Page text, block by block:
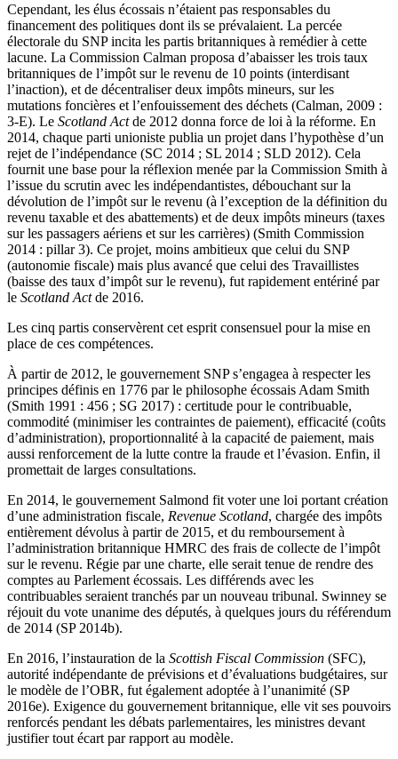
Cependant, les élus écossais n’étaient pas responsables du
financement des politiques dont ils se prévalaient. La percée
électorale du SNP incita les partis britanniques à remédier à cette
lacune. La Commission Calman proposa d’abaisser les trois taux
britanniques de l’impôt sur le revenu de 10 points (interdisant
l’inaction), et de décentraliser deux impôts mineurs, sur les
mutations foncières et l’enfouissement des déchets (Calman, 2009 :
3-E). Le Scotland Actde 2012 donna force de loi à la réforme. En
2014, chaque parti unioniste publia un projet dans l’hypothèse d’un
rejet de l’indépendance (SC 2014 ; SL 2014 ; SLD 2012). Cela
fournit une base pour la réflexion menée par la Commission Smith à
l’issue du scrutin avec les indépendantistes, débouchant sur la
dévolution de l’impôt sur le revenu (à l’exception de la définition du
revenu taxable et des abattements) et de deux impôts mineurs (taxes
sur les passagers aériens et sur les carrières) (Smith Commission
2014 : pillar 3). Ce projet, moins ambitieux que celui du SNP
(autonomie fiscale) mais plus avancé que celui des Travaillistes
(baisse des taux d’impôt sur le revenu), fut rapidement entériné par
le Scotland Actde 2016.
Les cinq partis conservèrent cet esprit consensuel pour la mise en
place de ces compétences.
À partir de 2012, le gouvernement SNP s’engagea à respecter les
principes définis en 1776 par le philosophe écossais Adam Smith
(Smith 1991 : 456 ; SG 2017) : certitude pour le contribuable,
commodité (minimiser les contraintes de paiement), efficacité (coûts
d’administration), proportionnalité à la capacité de paiement, mais
aussi renforcement de la lutte contre la fraude et l’évasion. Enfin, il
promettait de larges consultations.
En 2014, le gouvernement Salmond fit voter une loi portant création
d’une administration fiscale, Revenue Scotland, chargée des impôts
entièrement dévolus à partir de 2015, et du remboursement à
l’administration britannique HMRC des frais de collecte de l’impôt
sur le revenu. Régie par une charte, elle serait tenue de rendre des
comptes au Parlement écossais. Les différends avec les
contribuables seraient tranchés par un nouveau tribunal. Swinney se
réjouit du vote unanime des députés, à quelques jours du référendum
de 2014 (SP 2014b).
En 2016, l’instauration de la Scottish Fiscal Commission (SFC),
autorité indépendante de prévisions et d’évaluations budgétaires, sur
le modèle de l’OBR, fut également adoptée à l’unanimité (SP
2016e). Exigence du gouvernement britannique, elle vit ses pouvoirs
renforcés pendant les débats parlementaires, les ministres devant
justifier tout écart par rapport au modèle.